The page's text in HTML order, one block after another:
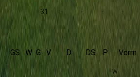
31 - - - -
GS W G V D DS P Vorm